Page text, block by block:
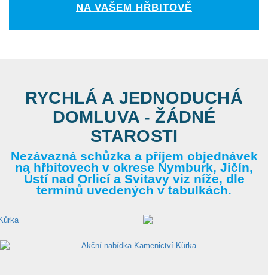
NA VAŠEM HŘBITOVĚ
RYCHLÁ A JEDNODUCHÁ
DOMLUVA - ŽÁDNÉ
STAROSTI
Nezávazná schůzka a příjem objednávek
na hřbitovech v okrese Nymburk, Jičín,
Ústí nad Orlicí a Svitavy viz níže, dle
termínů uvedených v tabulkách.